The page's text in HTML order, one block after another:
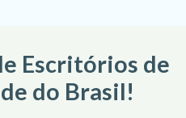
Escritórios de
do Brasil!